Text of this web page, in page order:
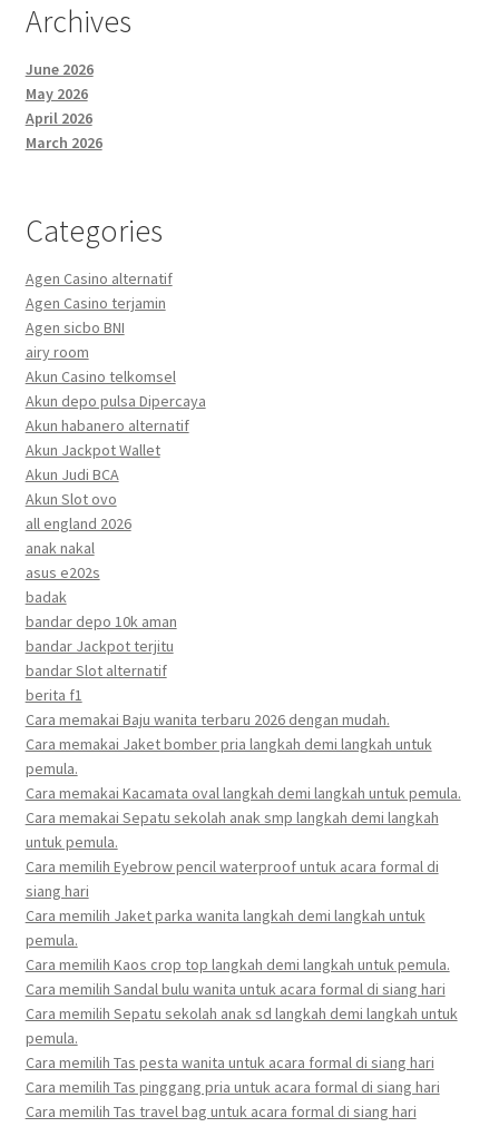
Archives
June 2026
May 2026
April 2026
March 2026
Categories
Agen Casino alternatif
Agen Casino terjamin
Agen sicbo BNI
airy room
Akun Casino telkomsel
Akun depo pulsa Dipercaya
Akun habanero alternatif
Akun Jackpot Wallet
Akun Judi BCA
Akun Slot ovo
all england 2026
anak nakal
asus e202s
badak
bandar depo 10k aman
bandar Jackpot terjitu
bandar Slot alternatif
berita f1
Cara memakai Baju wanita terbaru 2026 dengan mudah.
Cara memakai Jaket bomber pria langkah demi langkah untuk
pemula.
Cara memakai Kacamata oval langkah demi langkah untuk pemula.
Cara memakai Sepatu sekolah anak smp langkah demi langkah
untuk pemula.
Cara memilih Eyebrow pencil waterproof untuk acara formal di
siang hari
Cara memilih Jaket parka wanita langkah demi langkah untuk
pemula.
Cara memilih Kaos crop top langkah demi langkah untuk pemula.
Cara memilih Sandal bulu wanita untuk acara formal di siang hari
Cara memilih Sepatu sekolah anak sd langkah demi langkah untuk
pemula.
Cara memilih Tas pesta wanita untuk acara formal di siang hari
Cara memilih Tas pinggang pria untuk acara formal di siang hari
Cara memilih Tas travel bag untuk acara formal di siang hari